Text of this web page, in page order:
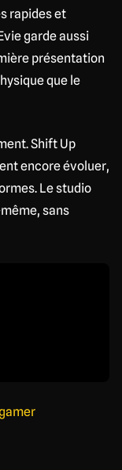
rapides et
garde aussi
présentation
que le
Shift Up
encore évoluer,
Le studio
sans